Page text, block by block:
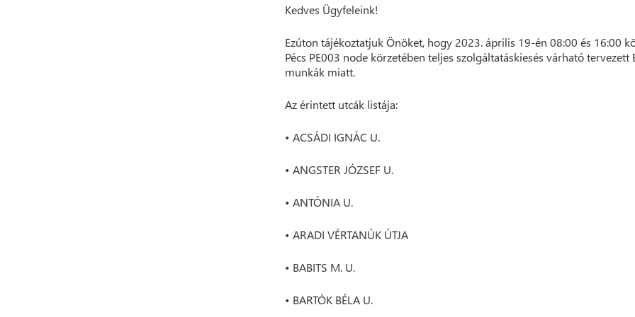
Kedves Ügyfeleink!
Ezúton tájékoztatjuk Önöket, hogy 2023. április 19-én 08:00 és 16:00
Pécs PE003 node körzetében teljes szolgáltatáskiesés várható tervezett
munkák miatt.
Az érintett utcák listája:
• ACSÁDI IGNÁC U.
• ANGSTER JÓZSEF U.
• ANTÓNIA U.
• ARADI VÉRTANÚK ÚTJA
• BABITS M. U.
• BARTÓK BÉLA U.